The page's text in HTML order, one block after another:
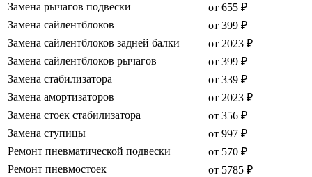
Замена рычагов подвески
от 655 ₽
Замена сайлентблоков
от 399 ₽
Замена сайлентблоков задней балки
от 2023 ₽
Замена сайлентблоков рычагов
от 399 ₽
Замена стабилизатора
от 339 ₽
Замена амортизаторов
от 2023 ₽
Замена стоек стабилизатора
от 356 ₽
Замена ступицы
от 997 ₽
Ремонт пневматической подвески
от 570 ₽
Ремонт пневмостоек
от 5785 ₽